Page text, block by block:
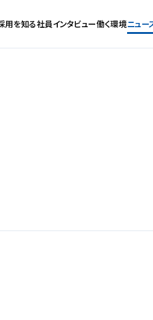
用を知る社員インタビュー働く環境ニュー